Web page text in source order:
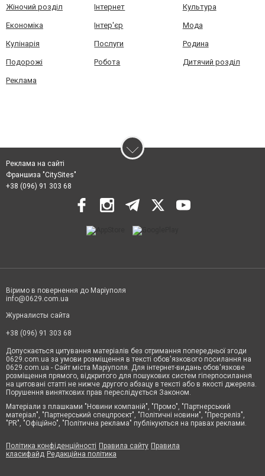
Жіночий розділ Інтернет Культура
Економіка Інтер'єр Мода
Кулінарія Послуги Родина
Подорожі Робота Дитячий розділ
Реклама
Реклама на сайті
Франшиза "CitySites"
+38 (096) 91 303 68
Віримо в повернення до Маріуполя
info@0629.com.ua
Журналисты сайта
+38 (096) 91 303 68
Допускається цитування матеріалів без отримання попередньої згоди
0629.com.ua за умови розміщення в тексті обов'язкового посилання на
0629.com.ua - Сайт міста Маріуполя. Для інтернет-видань обов'язкове
розміщення прямого, відкритого для пошукових систем гіперпосилання
на цитовані статті не нижче другого абзацу в тексті або в якості джерела.
Порушення виняткових прав переслідується Законом.
Матеріали з плашками "Новини компаній", "Промо", "Партнерський
матеріал", "Партнерський спецпроєкт", "Політичні новини", "Пресреліз",
"PR", "Офіційно", "Політична реклама" публікуються на правах реклами.
Політика конфіденційності Правила сайту Правила
класифайд Редакційна політика